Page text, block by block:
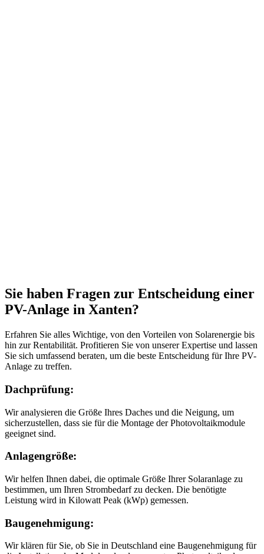
Sie haben Fragen zur Entscheidung einer
PV-Anlage in Xanten?
Erfahren Sie alles Wichtige, von den Vorteilen von Solarenergie bis
hin zur Rentabilität. Profitieren Sie von unserer Expertise und lassen
Sie sich umfassend beraten, um die beste Entscheidung für Ihre PV-
Anlage zu treffen.
Dachprüfung:
Wir analysieren die Größe Ihres Daches und die Neigung, um
sicherzustellen, dass sie für die Montage der Photovoltaikmodule
geeignet sind.
Anlagengröße:
Wir helfen Ihnen dabei, die optimale Größe Ihrer Solaranlage zu
bestimmen, um Ihren Strombedarf zu decken. Die benötigte
Leistung wird in Kilowatt Peak (kWp) gemessen.
Baugenehmigung:
Wir klären für Sie, ob Sie in Deutschland eine Baugenehmigung für